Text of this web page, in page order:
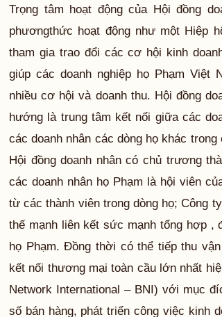
Trọng tâm hoạt động của Hội đồng
phươngthức hoạt động như một Hiệp
tham gia trao đổi các cơ hội kinh
giúp các doanh nghiệp họ Phạm Việt
nhiều cơ hội và doanh thu. Hội đồng
hướng là trung tâm kết nối giữa các
các doanh nhân các dòng họ khác
Hội đồng doanh nhân có chủ trương
các doanh nhân họ Phạm là hội viên
từ các thành viên trong dòng họ; Công
thế mạnh liên kết sức mạnh tổng hợp ,
họ Phạm. Đồng thời có thể tiếp thu
kết nối thương mại toàn cầu lớn nhất
Network International – BNI) với mục
số bán hàng, phát triển công việc kinh